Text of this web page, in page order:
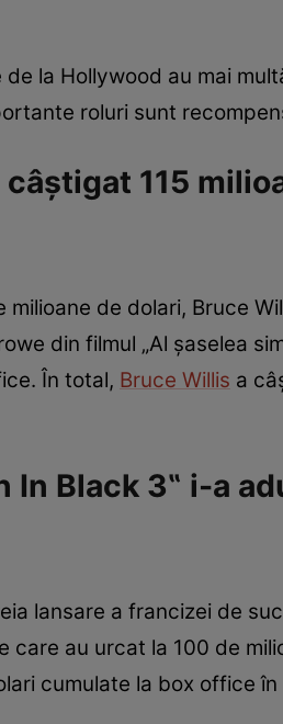
la Hollywood au mai
roluri sunt
115
milioane de dolari, Bruce
din filmul „Al şaselea
În total, Bruce Willis a
In Black 3‟ i-a
lansare a francizei de
care au urcat la 100 de
cumulate la box office în